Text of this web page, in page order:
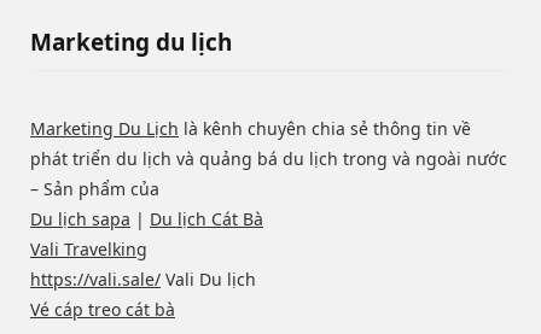
Marketing du lịch
Marketing Du Lịch là kênh chuyên chia sẻ thông tin về
phát triển du lịch và quảng bá du lịch trong và ngoài nước
– Sản phẩm của
Du lịch sapa | Du lịch Cát Bà
Vali Travelking
https://vali.sale/ Vali Du lịch
Vé cáp treo cát bà